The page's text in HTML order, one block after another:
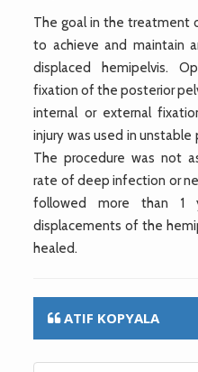
The goal in the treatment
to achieve and maintain
displaced hemipelvis.
fixation of the posterior
internal or external
injury was used in unstable
The procedure was not
rate of deep infection or
followed more than 1
displacements of the
healed.
ATIF KOPYALA